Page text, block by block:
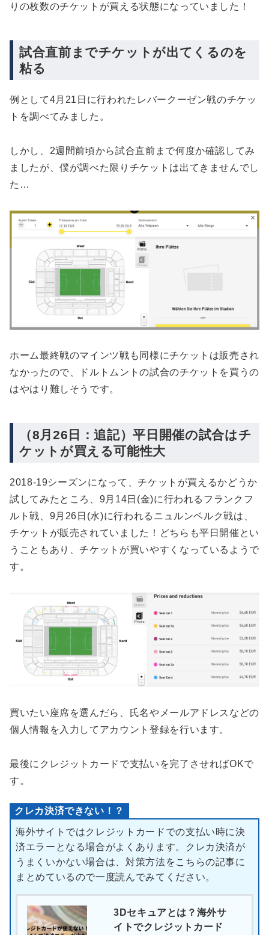
りの枚数のチケットが買える状態になっていました！
試合直前までチケットが出てくるのを
粘る
例として4月21日に行われたレバークーゼン戦のチケッ
トを調べてみました。
しかし、2週間前頃から試合直前まで何度か確認してみ
ましたが、僕が調べた限りチケットは出てきませんでし
た…
ホーム最終戦のマインツ戦も同様にチケットは販売され
なかったので、ドルトムントの試合のチケットを買うの
はやはり難しそうです。
（8月26日：追記）平日開催の試合はチ
ケットが買える可能性大
2018-19シーズンになって、チケットが買えるかどうか
試してみたところ、9月14日(金)に行われるフランクフ
ルト戦、9月26日(水)に行われるニュルンベルク戦は、
チケットが販売されていました！どちらも平日開催とい
うこともあり、チケットが買いやすくなっているようで
す。
買いたい座席を選んだら、氏名やメールアドレスなどの
個人情報を入力してアカウント登録を行います。
最後にクレジットカードで支払いを完了させればOKで
す。
クレカ決済できない！？
海外サイトではクレジットカードでの支払い時に決
済エラーとなる場合がよくあります。クレカ決済が
うまくいかない場合は、対策方法をこちらの記事に
まとめているので一度読んでみてください。
3Dセキュアとは？海外サ
イトでクレジットカード